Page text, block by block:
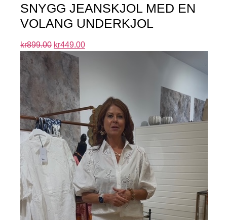
SNYGG JEANSKJOL MED EN
VOLANG UNDERKJOL
kr899.00 kr449.00